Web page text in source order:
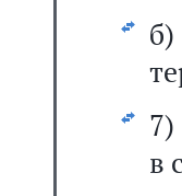
7)
в